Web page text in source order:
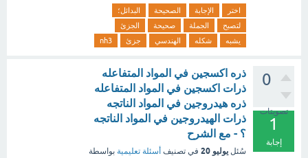
اختر الإجابة الصحيحة
البدائل؛
لتصبح
الجملة صحيحة
الجزئ
يشبه
شكله الهندسي جزئ nh3
0
تصويتات
1
إجابة
ذره اكسجين في المواد المتفاعله
ذرات اكسجين في المواد المتفاعله
ذره هيدروجين في المواد الناتجه
ذرات الهيدروجين في المواد الناتجه
؟ - مع الشرح
سُئل يوليو 20 في تصنيف أسئلة تعليمية بواسطة